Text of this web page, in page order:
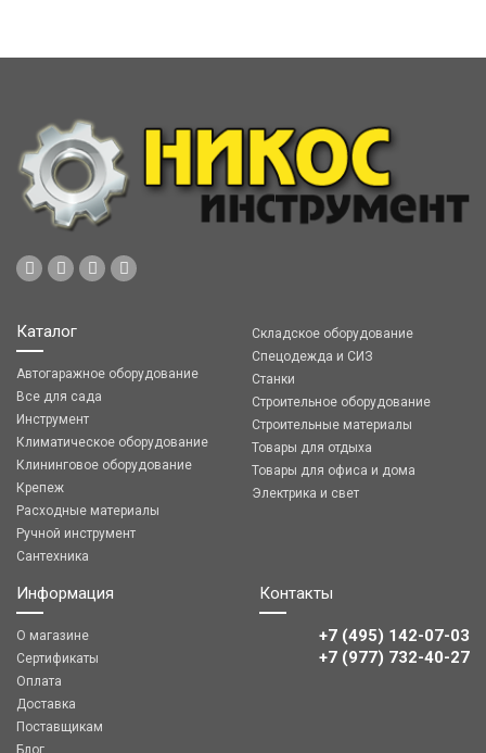
Каталог
Автогаражное оборудование
Все для сада
Инструмент
Климатическое оборудование
Клининговое оборудование
Крепеж
Расходные материалы
Ручной инструмент
Сантехника
Складское оборудование
Спецодежда и СИЗ
Станки
Строительное оборудование
Строительные материалы
Товары для отдыха
Товары для офиса и дома
Электрика и свет
Информация
О магазине
Сертификаты
Оплата
Доставка
Поставщикам
Блог
Контакты
+7 (495) 142-07-03
‎‎+7 (977) 732-40-27